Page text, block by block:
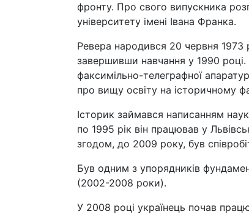
фронту. Про свого випускника
університету імені Івана Франка.
Ревера народився 20 червня
завершивши навчання у 1990 році.
факсимільно-телеграфної
про вищу освіту на історичному
Історик займався написанням
по 1995 рік він працював у
згодом, до 2009 року, був
Був одним з упорядників
(2002-2008 роки).
У 2008 році українець почав